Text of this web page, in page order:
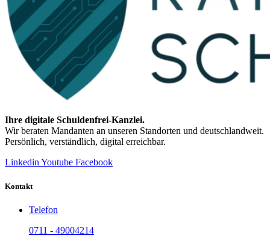
Ihre digitale Schuldenfrei-Kanzlei.
Wir beraten Mandanten an unseren Standorten und deutschlandweit.
Persönlich, verständlich, digital erreichbar.
Linkedin Youtube Facebook
Kontakt
Telefon
0711 - 49004214